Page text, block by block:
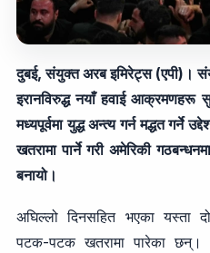
दुबई, संयुक्त अरब इमिरेट्स (एपी)।
इरानविरुद्ध नयाँ हवाई आक्रमणहरू
मध्यपूर्वमा युद्ध अन्त्य गर्न मद्धत गर्ने
खतरामा पार्ने गरी अमेरिकी
बनायो।
अघिल्लो दिनसहित भएका यस्ता
पटक-पटक खतरामा पारेका